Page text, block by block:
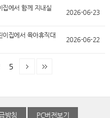
집에서 함께 지내실
2026-06-23
이집에서 육아휴직대
2026-06-22
5
방침 PC버전보기